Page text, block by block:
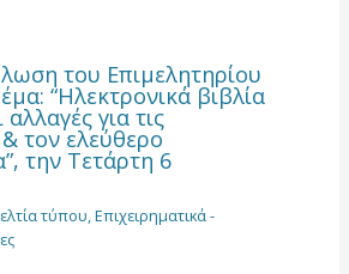
του Επιμελητηρίου
“Ηλεκτρονικά βιβλία
για τις
& τον ελεύθερο
την Τετάρτη 6
τύπου,Επιχειρηματικά -